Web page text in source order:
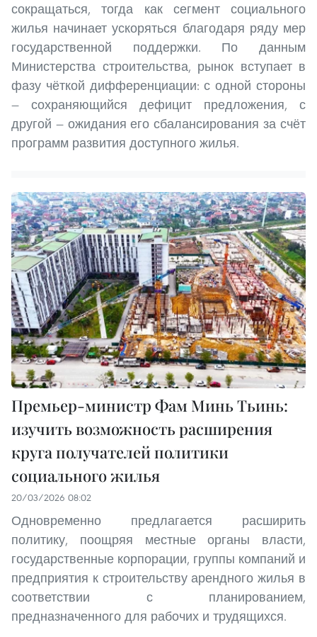
сокращаться, тогда как сегмент социального
жилья начинает ускоряться благодаря ряду мер
государственной поддержки. По данным
Министерства строительства, рынок вступает в
фазу чёткой дифференциации: с одной стороны
— сохраняющийся дефицит предложения, с
другой — ожидания его сбалансирования за счёт
программ развития доступного жилья.
Премьер-министр Фам Минь Тьинь:
изучить возможность расширения
круга получателей политики
социального жилья
20/03/2026 08:02
Одновременно предлагается расширить
политику, поощряя местные органы власти,
государственные корпорации, группы компаний и
предприятия к строительству арендного жилья в
соответствии с планированием,
предназначенного для рабочих и трудящихся.